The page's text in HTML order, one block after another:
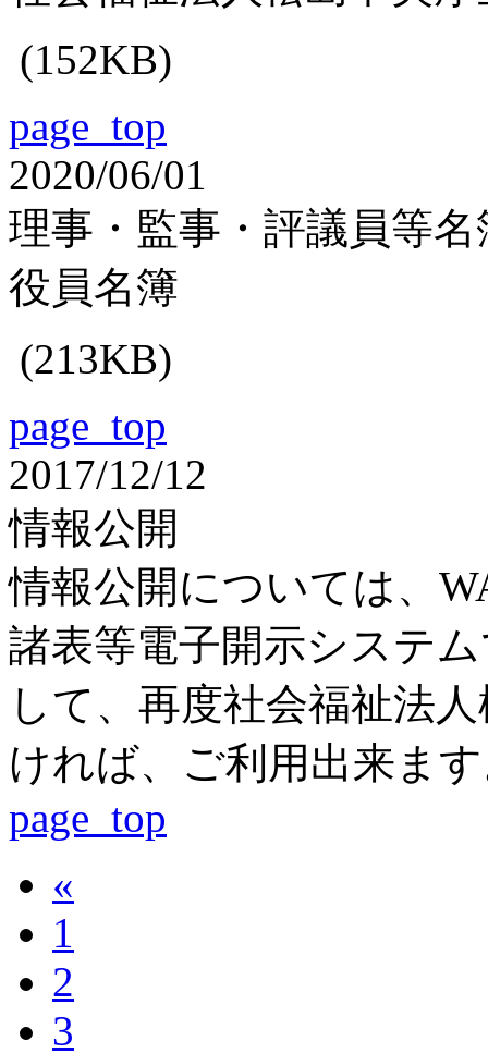
(152KB)
page_top
2020/06/01
理事・監事・評議員等名
役員名簿
(213KB)
page_top
2017/12/12
情報公開
情報公開については、
諸表等電子開示システ
して、再度社会福祉法
ければ、ご利用出来ま
page_top
«
1
2
3